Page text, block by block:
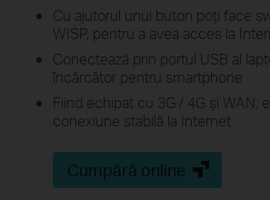
Cu ajutorul unui buton poți face
WISP, pentru a avea acces la
Conectează prin portul USB al
încărcător pentru smartphone
Fiind echipat cu 3G / 4G și WAN,
conexiune stabilă la Internet
Cumpără online